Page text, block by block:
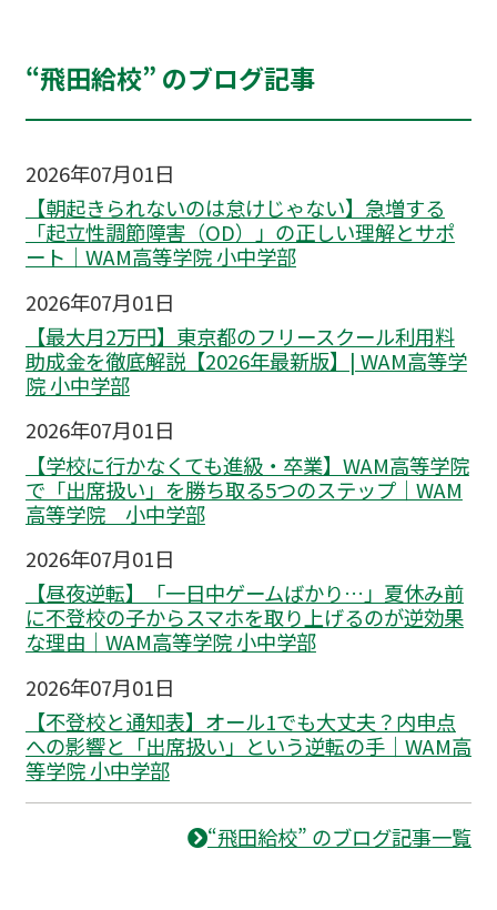
“飛田給校” のブログ記事
2026年07月01日
【朝起きられないのは怠けじゃない】急増する
「起立性調節障害（OD）」の正しい理解とサポ
ート｜WAM高等学院 小中学部
2026年07月01日
【最大月2万円】東京都のフリースクール利用料
助成金を徹底解説【2026年最新版】| WAM高等学
院 小中学部
2026年07月01日
【学校に行かなくても進級・卒業】WAM高等学院
で「出席扱い」を勝ち取る5つのステップ｜WAM
高等学院 小中学部
2026年07月01日
【昼夜逆転】「一日中ゲームばかり…」夏休み前
に不登校の子からスマホを取り上げるのが逆効果
な理由｜WAM高等学院 小中学部
2026年07月01日
【不登校と通知表】オール1でも大丈夫？内申点
への影響と「出席扱い」という逆転の手｜WAM高
等学院 小中学部
“飛田給校” のブログ記事一覧